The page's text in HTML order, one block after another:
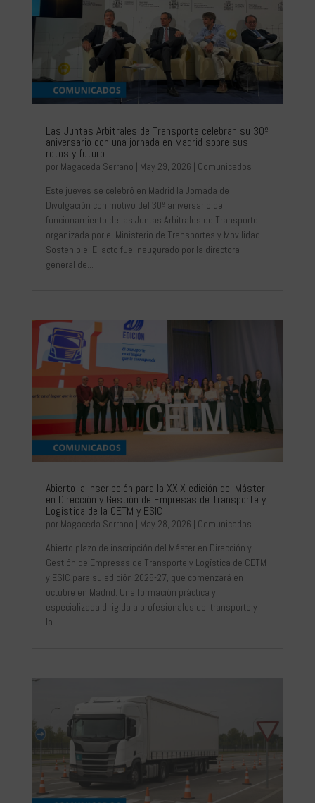
Las Juntas Arbitrales de Transporte celebran su 30º
aniversario con una jornada en Madrid sobre sus
retos y futuro
por Magaceda Serrano | May 29, 2026 | Comunicados
Este jueves se celebró en Madrid la Jornada de
Divulgación con motivo del 30º aniversario del
funcionamiento de las Juntas Arbitrales de Transporte,
organizada por el Ministerio de Transportes y Movilidad
Sostenible. El acto fue inaugurado por la directora
general de...
Abierto la inscripción para la XXIX edición del Máster
en Dirección y Gestión de Empresas de Transporte y
Logística de la CETM y ESIC
por Magaceda Serrano May 28, 2026
Comunicados
Abierto plazo de inscripción del Máster en Dirección y
Gestión de Empresas de Transporte y Logística de CETM
y ESIC para su edición 2026-27, que comenzará en
octubre en Madrid. Una formación práctica y
especializada dirigida a profesionales del transporte y
la...